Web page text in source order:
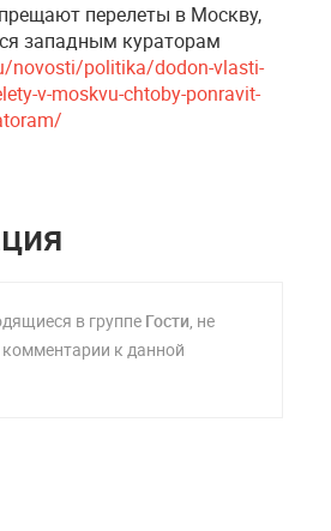
перелеты в Москву,
западным кураторам
novosti/politika/dodon-vlasti-
v-moskvu-chtoby-ponravit-
в группе Гости, не
комментарии к данной